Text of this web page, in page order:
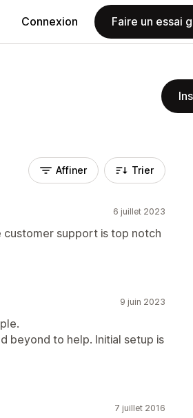
Connexion Faire un essai
Affiner Trier
6 juillet 2023
customer support is top notch
9 juin 2023
beyond to help. Initial setup is
7 juillet 2016